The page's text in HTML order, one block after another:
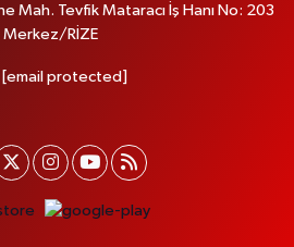
Mah. Tevfik Mataracı İş Hanı No: 203
Merkez/RİZE
[email protected]